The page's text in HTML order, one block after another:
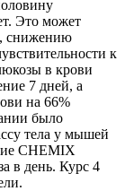
Это может
снижению
к
в крови
7 дней, а
на 66%
было
тела у мышей
CHEMIX
в день. Курс 4